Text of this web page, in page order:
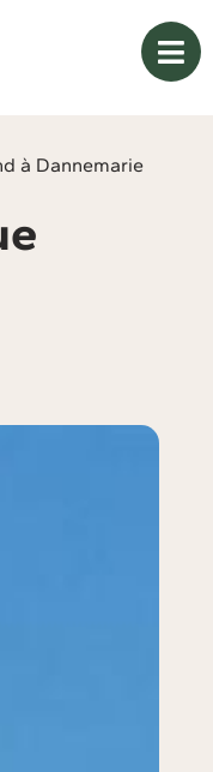
à Dannemarie